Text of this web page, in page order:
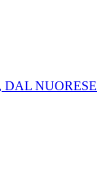
NUORESE